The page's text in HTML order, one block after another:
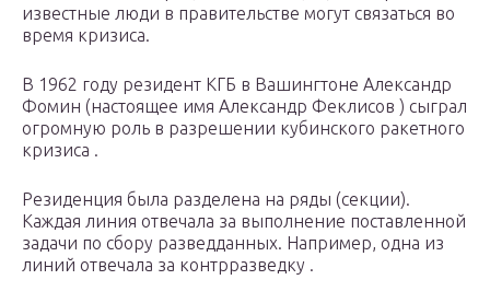
известные люди в правительстве могут связаться во
время кризиса.
В 1962 году резидент КГБ в Вашингтоне Александр
Фомин (настоящее имя Александр Феклисов ) сыграл
огромную роль в разрешении кубинского ракетного
кризиса .
Резиденция была разделена на ряды (секции).
Каждая линия отвечала за выполнение поставленной
задачи по сбору разведданных. Например, одна из
линий отвечала за контрразведку .